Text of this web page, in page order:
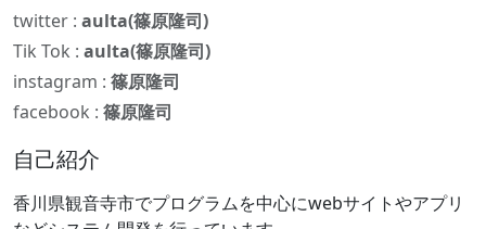
twitter : aulta(篠原隆司)
Tik Tok : aulta(篠原隆司)
instagram : 篠原隆司
facebook : 篠原隆司
自己紹介
香川県観音寺市でプログラムを中心にwebサイトやアプリ